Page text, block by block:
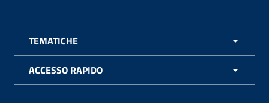
TEMATICHE
ACCESSO RAPIDO